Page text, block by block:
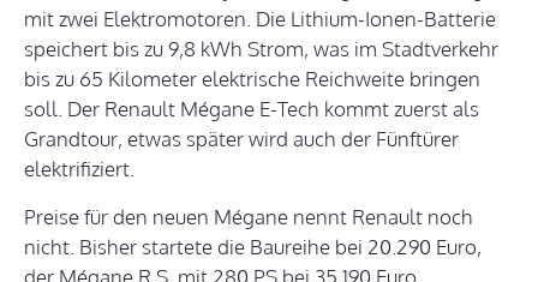
mit zwei Elektromotoren. Die Lithium-Ionen-Batterie
speichert bis zu 9,8 kWh Strom, was im Stadtverkehr
bis zu 65 Kilometer elektrische Reichweite bringen
soll. Der Renault Mégane E-Tech kommt zuerst als
Grandtour, etwas später wird auch der Fünftürer
elektrifiziert.
Preise für den neuen Mégane nennt Renault noch
nicht. Bisher startete die Baureihe bei 20.290 Euro,